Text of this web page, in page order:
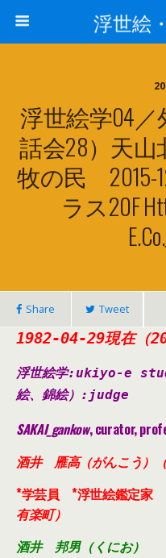
浮世絵
浮世絵学04
話会28）天
牧の民 2015-
ラス20F
Share Tweet
1982-04-29現在（
浮世絵学:ukiyo-e
絵、錦絵） :judge
SAKAI_gankow, curator,
酒井 雁高（がんこう）
*学芸員 *浮世絵鑑定家
有楽町）
酒井 邦男（くにお